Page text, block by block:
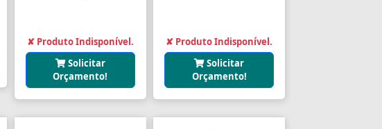
✘ Produto Indisponível.
Solicitar
Orçamento!
✘ Produto Indisponível.
Solicitar
Orçamento!